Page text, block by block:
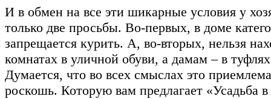
И в обмен на все эти шикарные условия у
только две просьбы. Во-первых, в доме
запрещается курить. А, во-вторых, нельзя
комнатах в уличной обуви, а дамам – в
Думается, что во всех смыслах это
роскошь. Которую вам предлагает «Усадьба